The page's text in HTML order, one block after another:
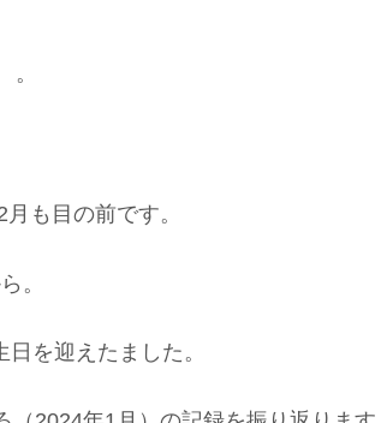
。
も目の前です。
。
を迎えたました。